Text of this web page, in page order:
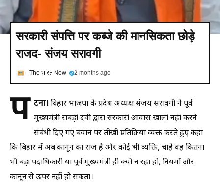
सरकारी संपत्ति पर कब्जे की मानसिकता छोड़े
राजद- संजय सरावगी
The भारत Now 2 months ago
प टना। बिहार भाजपा के प्रदेश अध्यक्ष संजय सरावगी ने पूर्व
मुख्यमंत्री राबड़ी देवी द्वारा सरकारी आवास खाली नहीं करने
संबंधी दिए गए बयान पर तीखी प्रतिक्रिया व्यक्त करते हुए कहा
कि बिहार में अब कानून का राज है और कोई भी व्यक्ति, चाहे वह कितना
भी बड़ा पदाधिकारी या पूर्व मुख्यमंत्री ही क्यों न रहा हो, नियमों और
कानून से ऊपर नहीं हो सकता।